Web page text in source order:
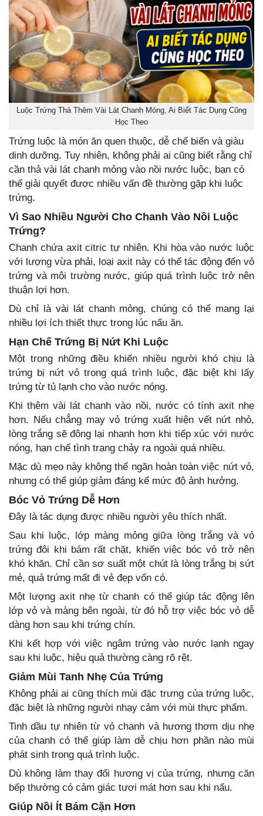
Luộc Trứng Thả Thêm Vài Lát Chanh Mỏng, Ai Biết Tác Dụng Cũng
Học Theo
Trứng luộc là món ăn quen thuộc, dễ chế biến và giàu
dinh dưỡng. Tuy nhiên, không phải ai cũng biết rằng chỉ
cần thả vài lát chanh mỏng vào nồi nước luộc, bạn có
thể giải quyết được nhiều vấn đề thường gặp khi luộc
trứng.
Vì Sao Nhiều Người Cho Chanh Vào Nồi Luộc
Trứng?
Chanh chứa axit citric tự nhiên. Khi hòa vào nước luộc
với lượng vừa phải, loại axit này có thể tác động đến vỏ
trứng và môi trường nước, giúp quá trình luộc trở nên
thuận lợi hơn.
Dù chỉ là vài lát chanh mỏng, chúng có thể mang lại
nhiều lợi ích thiết thực trong lúc nấu ăn.
Hạn Chế Trứng Bị Nứt Khi Luộc
Một trong những điều khiến nhiều người khó chịu là
trứng bị nứt vỏ trong quá trình luộc, đặc biệt khi lấy
trứng từ tủ lạnh cho vào nước nóng.
Khi thêm vài lát chanh vào nồi, nước có tính axit nhẹ
hơn. Nếu chẳng may vỏ trứng xuất hiện vết nứt nhỏ,
lòng trắng sẽ đông lại nhanh hơn khi tiếp xúc với nước
nóng, hạn chế tình trạng chảy ra ngoài quá nhiều.
Mặc dù mẹo này không thể ngăn hoàn toàn việc nứt vỏ,
nhưng có thể giúp giảm đáng kể mức độ ảnh hưởng.
Bóc Vỏ Trứng Dễ Hơn
Đây là tác dụng được nhiều người yêu thích nhất.
Sau khi luộc, lớp màng mỏng giữa lòng trắng và vỏ
trứng đôi khi bám rất chặt, khiến việc bóc vỏ trở nên
khó khăn. Chỉ cần sơ suất một chút là lòng trắng bị sứt
mẻ, quả trứng mất đi vẻ đẹp vốn có.
Một lượng axit nhẹ từ chanh có thể giúp tác động lên
lớp vỏ và màng bên ngoài, từ đó hỗ trợ việc bóc vỏ dễ
dàng hơn sau khi trứng chín.
Khi kết hợp với việc ngâm trứng vào nước lạnh ngay
sau khi luộc, hiệu quả thường càng rõ rệt.
Giảm Mùi Tanh Nhẹ Của Trứng
Không phải ai cũng thích mùi đặc trưng của trứng luộc,
đặc biệt là những người nhạy cảm với mùi thực phẩm.
Tinh dầu tự nhiên từ vỏ chanh và hương thơm dịu nhẹ
của chanh có thể giúp làm dễ chịu hơn phần nào mùi
phát sinh trong quá trình luộc.
Dù không làm thay đổi hương vị của trứng, nhưng căn
bếp thường có cảm giác tươi mát hơn sau khi nấu.
Giúp Nồi Ít Bám Cặn Hơn